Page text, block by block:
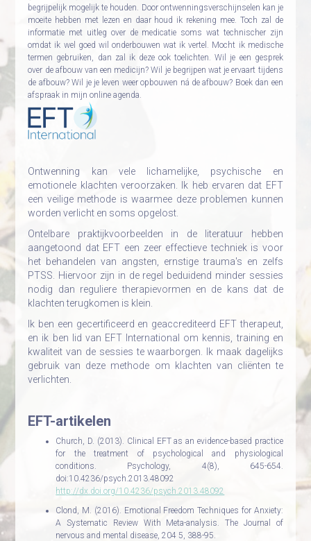
begrijpelijk mogelijk te houden. Door ontwenningsverschijnselen kan je
moeite hebben met lezen en daar houd ik rekening mee. Toch zal de
informatie met uitleg over de medicatie soms wat technischer zijn
omdat ik wel goed wil onderbouwen wat ik vertel. Mocht ik medische
termen gebruiken, dan zal ik deze ook toelichten. Wil je een gesprek
over de afbouw van een medicijn? Wil je begrijpen wat je ervaart tijdens
de afbouw? Wil je je leven weer opbouwen ná de afbouw? Boek dan een
afspraak in mijn online agenda.
Ontwenning kan vele lichamelijke, psychische en
emotionele klachten veroorzaken. Ik heb ervaren dat EFT
een veilige methode is waarmee deze problemen kunnen
worden verlicht en soms opgelost.
Ontelbare praktijkvoorbeelden in de literatuur hebben
aangetoond dat EFT een zeer effectieve techniek is voor
het behandelen van angsten, ernstige trauma's en zelfs
PTSS. Hiervoor zijn in de regel beduidend minder sessies
nodig dan reguliere therapievormen en de kans dat de
klachten terugkomen is klein.
Ik ben een gecertificeerd en geaccrediteerd EFT therapeut,
en ik ben lid van EFT International om kennis, training en
kwaliteit van de sessies te waarborgen. Ik maak dagelijks
gebruik van deze methode om klachten van cliënten te
verlichten.
EFT-artikelen
Church, D. (2013). Clinical EFT as an evidence-based practice
for the treatment of psychological and physiological
conditions. Psychology, 4(8), 645-654.
doi:10.4236/psych.2013.48092
http://dx.doi.org/10.4236/psych.2013.48092
Clond, M. (2016). Emotional Freedom Techniques for Anxiety:
A Systematic Review With Meta-analysis. The Journal of
nervous and mental disease, 204 5, 388-95.